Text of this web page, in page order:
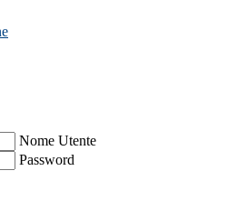
Nome Utente
Password